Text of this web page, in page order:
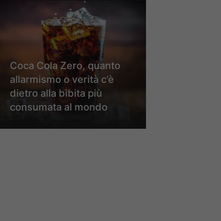
Coca Cola Zero, quanto
allarmismo o verità c’è
dietro alla bibita più
consumata al mondo